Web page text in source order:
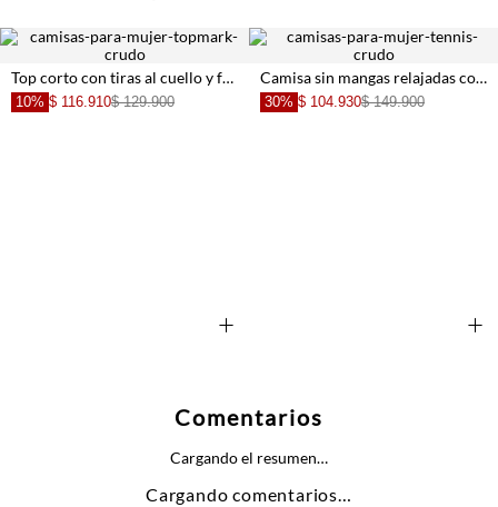
+
Top corto con tiras al cuello y frunces en blanco para mujer
10% $ 116.910$ 129.900
+
Camisa sin mangas relajadas con bordado floral blanco para mujer
30% $ 104.930$ 149.900
Comentarios
Cargando el resumen…
Cargando comentarios…